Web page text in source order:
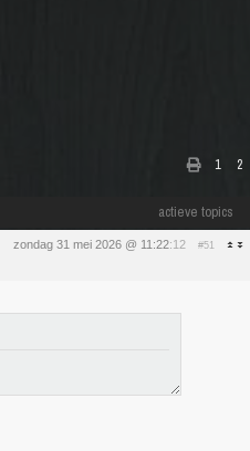
1 2
actieve topics
zondag 31 mei 2026 @ 11:22:12 #51